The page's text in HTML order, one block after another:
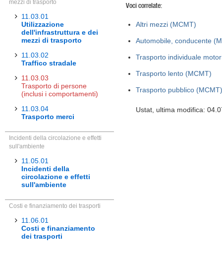
mezzi di trasporto
11.03.01
Utilizzazione
dell'infrastruttura e dei
mezzi di trasporto
11.03.02
Traffico stradale
11.03.03
Trasporto di persone
(inclusi i comportamenti)
11.03.04
Trasporto merci
Incidenti della circolazione e effetti
sull'ambiente
11.05.01
Incidenti della
circolazione e effetti
sull'ambiente
Costi e finanziamento dei trasporti
11.06.01
Costi e finanziamento
dei trasporti
Voci correlate:
Altri mezzi (MCMT)
Automobile, conducente
Trasporto individuale
Trasporto lento (MCMT)
Trasporto pubblico (MCMT)
Ustat, ultima modifica: